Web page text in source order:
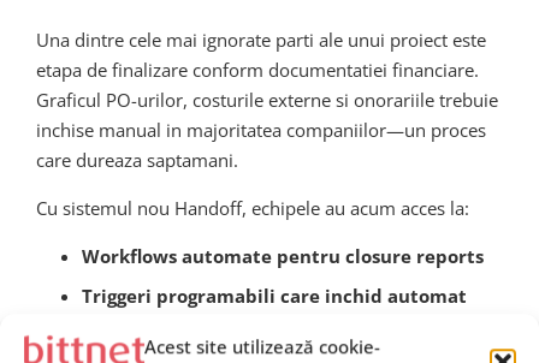
Acest site utilizează cookie-
Una dintre cele mai ignorate parti ale unui proiect este
etapa de finalizare conform documentatiei financiare.
Graficul PO-urilor, costurile externe si onorariile trebuie
inchise manual in majoritatea companiilor—un proces
care dureaza saptamani.
Cu sistemul nou Handoff, echipele au acum acces la:
Workflows automate pentru closure reports
Triggeri programabili care inchid automat